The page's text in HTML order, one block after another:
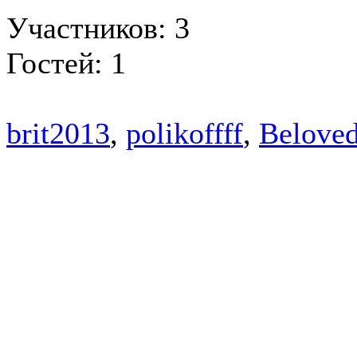
Участников: 3
Гостей: 1
brit2013, polikoffff,